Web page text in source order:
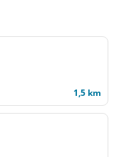
1,5 km